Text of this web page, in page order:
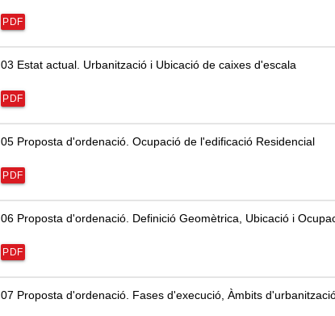
PDF
03 Estat actual. Urbanització i Ubicació de caixes d'escala
PDF
05 Proposta d'ordenació. Ocupació de l'edificació Residencial
PDF
06 Proposta d'ordenació. Definició Geomètrica, Ubicació i
PDF
07 Proposta d'ordenació. Fases d'execució, Àmbits